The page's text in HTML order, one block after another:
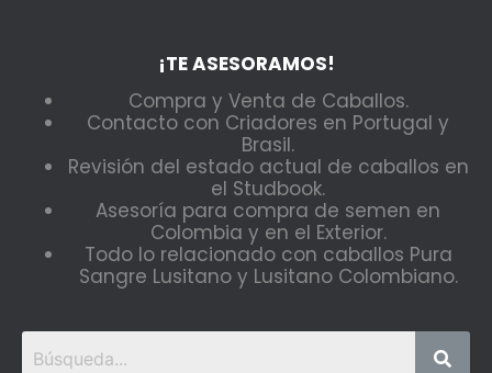
¡TE ASESORAMOS!
Compra y Venta de Caballos.
Contacto con Criadores en Portugal y
Brasil.
Revisión del estado actual de caballos en
el Studbook.
Asesoría para compra de semen en
Colombia y en el Exterior.
Todo lo relacionado con caballos Pura
Sangre Lusitano y Lusitano Colombiano.